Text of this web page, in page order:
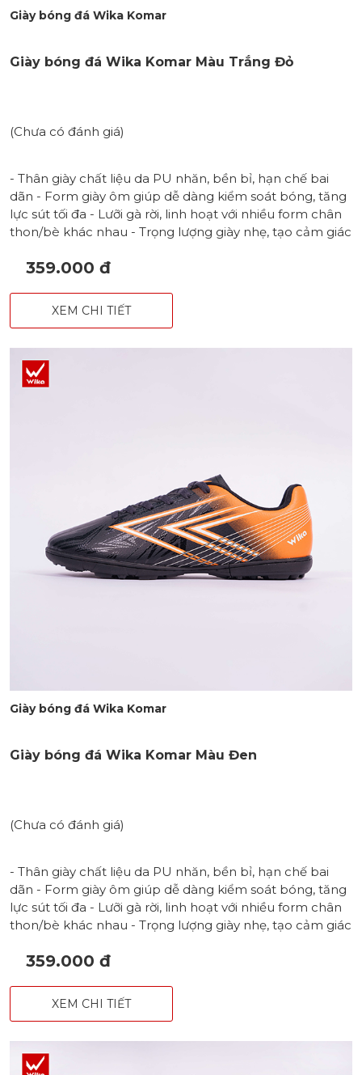
Giày bóng đá Wika Komar
Giày bóng đá Wika Komar Màu Trắng Đỏ
(Chưa có đánh giá)
- Thân giày chất liệu da PU nhăn, bền bỉ, hạn chế bai
dãn - Form giày ôm giúp dễ dàng kiểm soát bóng, tăng
lực sút tối đa - Lưỡi gà rời, linh hoạt với nhiều form chân
thon/bè khác nhau - Trọng lượng giày nhẹ, tạo cảm giác
đinh TF bám sân - Hoạ tiết mũi tên khoẻ khoắn, in nổi
359.000 đ
XEM CHI TIẾT
Giày bóng đá Wika Komar
Giày bóng đá Wika Komar Màu Đen
(Chưa có đánh giá)
- Thân giày chất liệu da PU nhăn, bền bỉ, hạn chế bai
dãn - Form giày ôm giúp dễ dàng kiểm soát bóng, tăng
lực sút tối đa - Lưỡi gà rời, linh hoạt với nhiều form chân
thon/bè khác nhau - Trọng lượng giày nhẹ, tạo cảm giác
đinh TF bám sân - Hoạ tiết mũi tên khoẻ khoắn, in nổi
359.000 đ
XEM CHI TIẾT